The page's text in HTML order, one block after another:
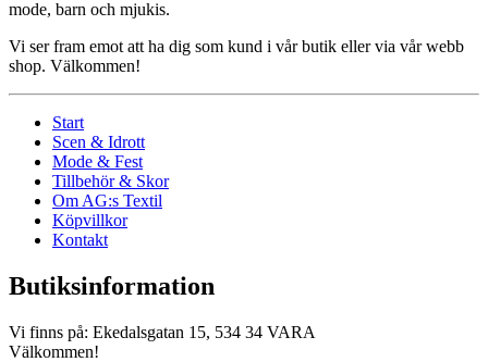
mode, barn och mjukis.
Vi ser fram emot att ha dig som kund i vår butik eller via vår webb
shop. Välkommen!
Start
Scen & Idrott
Mode & Fest
Tillbehör & Skor
Om AG:s Textil
Köpvillkor
Kontakt
Butiksinformation
Vi finns på: Ekedalsgatan 15, 534 34 VARA
Välkommen!